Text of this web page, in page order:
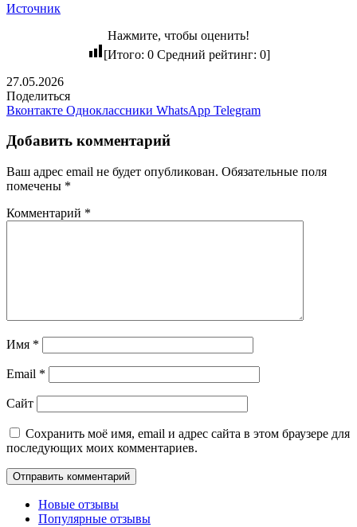
Источник
Нажмите, чтобы оценить!
[Итого: 0Средний рейтинг: 0]
27.05.2026
Поделиться
Вконтакте Одноклассники WhatsApp Telegram
Добавить комментарий
Ваш адрес email не будет опубликован. Обязательные поля
помечены *
Комментарий *
Имя *
Email *
Сайт
Сохранить моё имя, email и адрес сайта в этом браузере для
последующих моих комментариев.
Новые отзывы
Популярные отзывы